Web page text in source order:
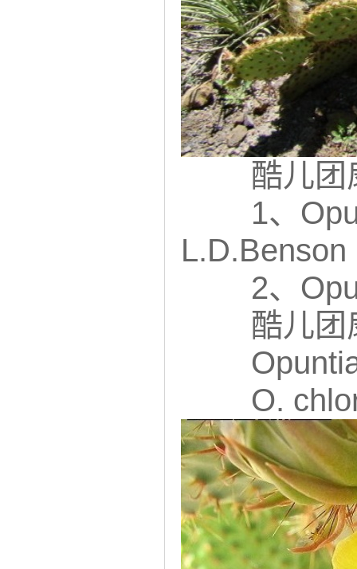
酷儿团
1、
L.D.Benson
2、
酷儿团
O.